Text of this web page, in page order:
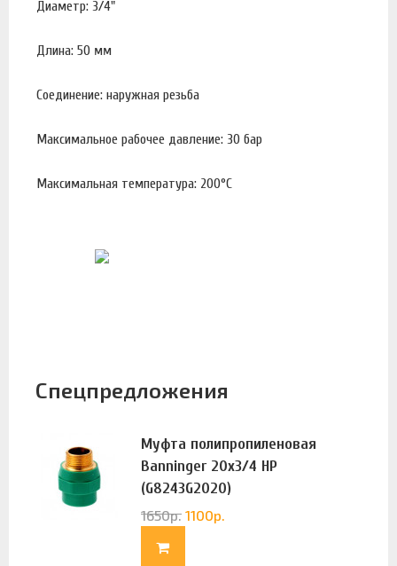
Диаметр: 3/4"
Длина: 50 мм
Соединение: наружная резьба
Максимальное рабочее давление: 30 бар
Максимальная температура: 200°С
Спецпредложения
Муфта полипропиленовая
Banninger 20х3/4 НР
(G8243G2020)
1650р. 1100р.